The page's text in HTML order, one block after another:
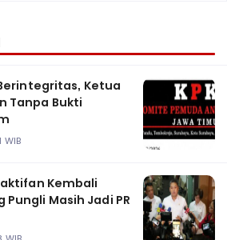
Berintegritas, Ketua
Tanpa Bukti
Kembali
Pungli Masih Jadi PR